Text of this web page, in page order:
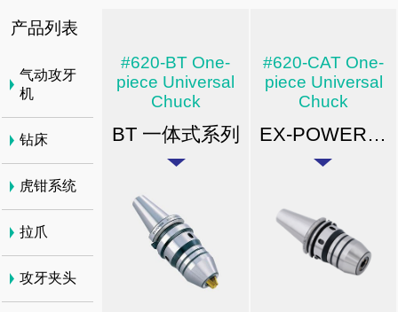
#620-BT One-
piece Universal
Chuck
BT 一体式系列
#620-CAT One-
piece Universal
Chuck
EX-POWER ANSIB5.50 CAT 一体式系列
产品列表
气动攻牙
机
钻床
虎钳系统
拉爪
攻牙夹头